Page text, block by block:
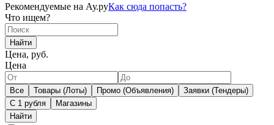
Рекомендуемые на Ау.руКак сюда попасть?
Что ищем?
Найти
Цена, руб.
Цена
Все Товары (Лоты) Промо (Объявления)
Заявки (Тендеры)
С 1 рубля
Магазины